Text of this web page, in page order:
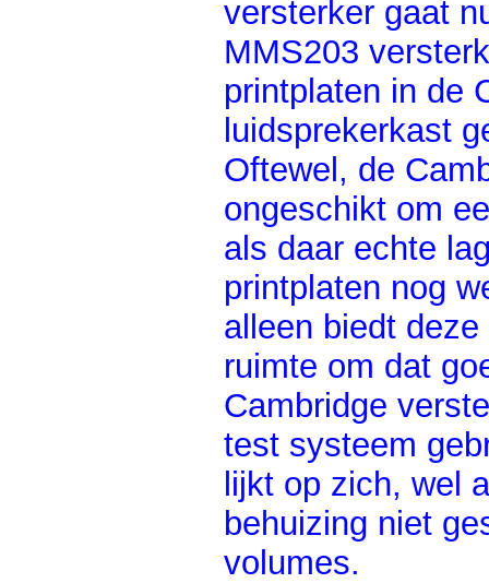
versterker gaat
MMS203
printplaten in de
luidsprekerkast
Oftewel, de
ongeschikt om
als daar echte
printplaten nog
alleen biedt
ruimte om dat
Cambridge
test systeem
lijkt op zich, wel
behuizing niet
volumes.